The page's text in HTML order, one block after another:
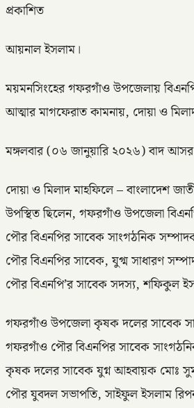
প্রকাশিত
আয়নাল ইসলাম।
ময়মনসিংহের গফরগাঁও উপজেলায় বিএনপি
আত্মার মাগফেরাত কামনায়, দোয়া ও
মঙ্গলবার (০৬ জানুয়ারি ২০২৬) বাদ
দোয়া ও মিলাদ মাহফিলে – বাংলাদেশ
উপস্থিত ছিলেন, গফরগাঁও উপজেলা
পৌর বিএনপির সাবেক সাংগঠনিক
পৌর বিএনপির সাবেক, যুগ্ম সাধারণ
পৌর বিএনপি’র সাবেক সদস্য, শফিকুল
গফরগাঁও উপজেলা কৃষক দলের সাবেক
গফরগাঁও পৌর বিএনপির সাবেক
কৃষক দলের সাবেক যুগ্ন আহবায়ক মোঃ
পৌর যুবদল সভাপতি, সাইফুল ইসলাম